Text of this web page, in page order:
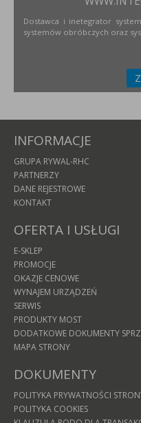
Dostawca i inetegrator
systemów obróbczych oraz
INFORMACJE
GRUPA RYWAL-RHC
PARTNERZY
DANE REJESTROWE
KONTAKT
OFERTA I USŁUGI
E-SKLEP
PROMOCJE
OKAZJE CENOWE
WYNAJEM URZĄDZEŃ
SERWIS
PRODUKTY MOST
DODATKOWE DOKUMENTY
MAPA STRONY
DOKUMENTY
POLITYKA PRYWATNOŚCI
POLITYKA COOKIES